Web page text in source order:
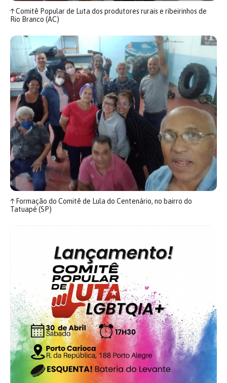
↑Comitê Popular de Luta dos produtores rurais e ribeirinhos de
Rio Branco (AC)
↑Formação do Comitê de Lula do Centenário, no bairro do
Tatuapé (SP)